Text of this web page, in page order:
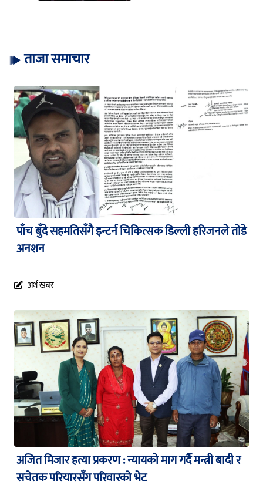
ताजा समाचार
पाँच बुँदे सहमतिसँगै इन्टर्न चिकित्सक डिल्ली हरिजनले तोडे
अनशन
अर्थ खबर
अजित मिजार हत्या प्रकरण : न्यायको माग गर्दै मन्त्री बादी र
सचेतक परियारसँग परिवारको भेट